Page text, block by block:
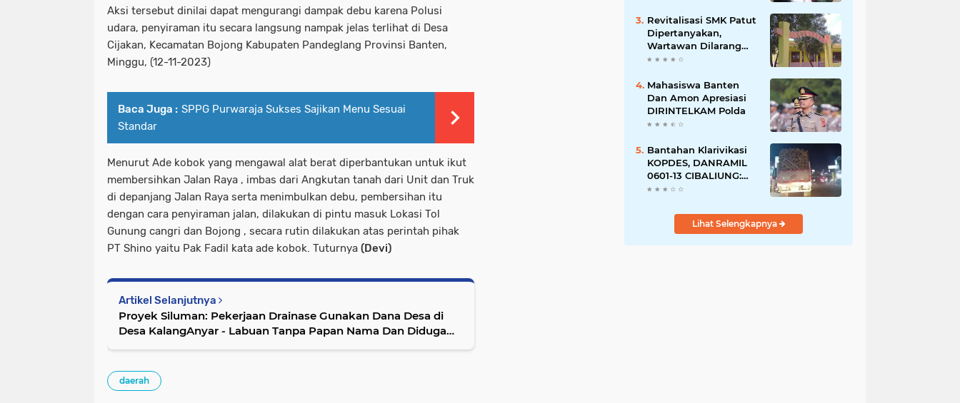
Aksi tersebut dinilai dapat mengurangi dampak debu karena Polusi
udara, penyiraman itu secara langsung nampak jelas terlihat di Desa
Cijakan, Kecamatan Bojong Kabupaten Pandeglang Provinsi Banten,
Minggu, (12-11-2023)
Baca Juga : SPPG Purwaraja Sukses Sajikan Menu Sesuai
Standar
Menurut Ade kobok yang mengawal alat berat diperbantukan untuk ikut
membersihkan Jalan Raya , imbas dari Angkutan tanah dari Unit dan Truk
di depanjang Jalan Raya serta menimbulkan debu, pembersihan itu
dengan cara penyiraman jalan, dilakukan di pintu masuk Lokasi Tol
Gunung cangri dan Bojong , secara rutin dilakukan atas perintah pihak
PT Shino yaitu Pak Fadil kata ade kobok. Tuturnya (Devi)
Artikel Selanjutnya
Proyek Siluman: Pekerjaan Drainase Gunakan Dana Desa di
Desa KalangAnyar - Labuan Tanpa Papan Nama Dan Diduga
daerah
Ngejokrok Berpangjat
Kombes
Revitalisasi SMK Patut
Dipertanyakan,
Wartawan Dilarang
Meluput
Mahasiswa Banten
Dan Amon Apresiasi
DIRINTELKAM Polda
Bantahan Klarivikasi
KOPDES, DANRAMIL
0601-13 CIBALIUNG:
Penggunaan
Putih Tidak Sesuai
Lihat Selengkapnya